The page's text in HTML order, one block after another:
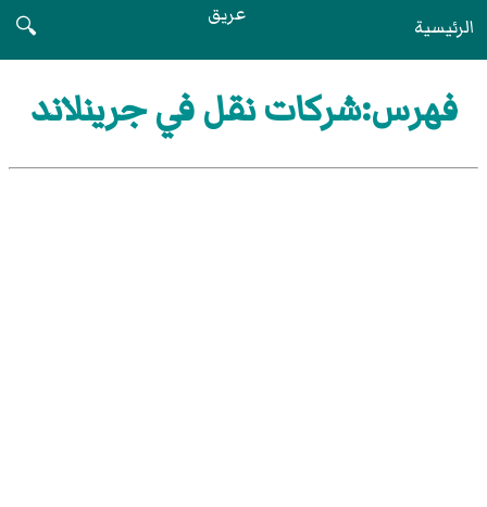
الرئيسية عريق
🔍
فهرس:شركات نقل في جرينلاند